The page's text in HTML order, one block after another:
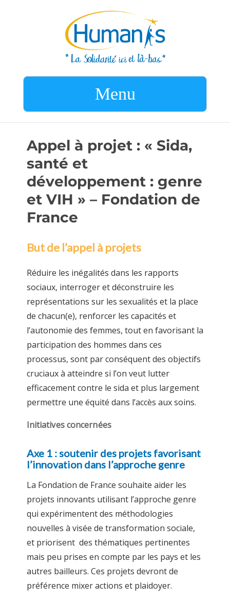
Menu
Appel à projet : « Sida,
santé et
développement : genre
et VIH » – Fondation de
France
But de l’appel à projets
Réduire les inégalités dans les rapports
sociaux, interroger et déconstruire les
représentations sur les sexualités et la place
de chacun(e), renforcer les capacités et
l’autonomie des femmes, tout en favorisant la
participation des hommes dans ces
processus, sont par conséquent des objectifs
cruciaux à atteindre si l’on veut lutter
efficacement contre le sida et plus largement
permettre une équité dans l’accès aux soins.
Initiatives concernées
Axe 1 : soutenir des projets favorisant
l’innovation dans l’approche genre
La Fondation de France souhaite aider les
projets innovants utilisant l’approche genre
qui expérimentent des méthodologies
nouvelles à visée de transformation sociale,
et priorisent des thématiques pertinentes
mais peu prises en compte par les pays et les
autres bailleurs. Ces projets devront de
préférence mixer actions et plaidoyer.